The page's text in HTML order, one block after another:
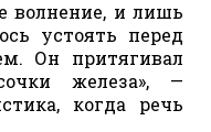
волнение, и лишь
устоять перед
Он притягивал
железа», —
когда речь